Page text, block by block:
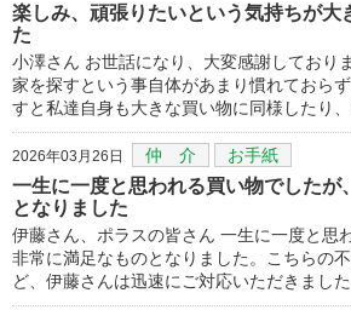
楽しみ、頑張りたいという気持ちが大
た
小澤さん お世話になり、大変感謝しておりま
家を探すという事自体があまり慣れておら
すと私達自身も大きな買い物に同様したり
2026年03月26日 仲 介 お手紙
一生に一度と思われる買い物でしたが
となりました
伊藤さん、ポラスの皆さん 一生に一度と思
非常に満足なものとなりました。こちらの
ど、伊藤さんは迅速にご対応いただきまし